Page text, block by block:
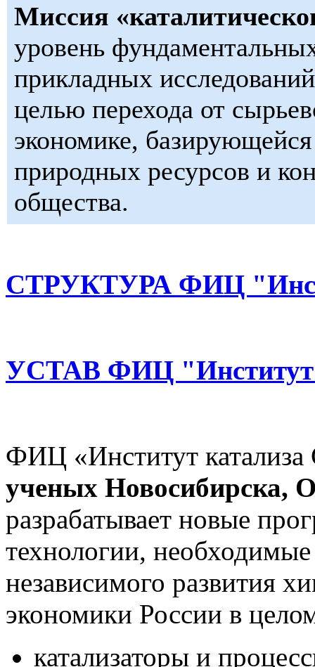
Миссия
уровень
прикладных
целью перехода от
экономике,
природных ресурсов и
общества.
СТРУКТУРА ФИЦ
УСТАВ ФИЦ "Институт
ФИЦ «Институт
ученых Новосибирска,
разрабатывает новые
технологии,
независимого развития
экономики России в
катализаторы и